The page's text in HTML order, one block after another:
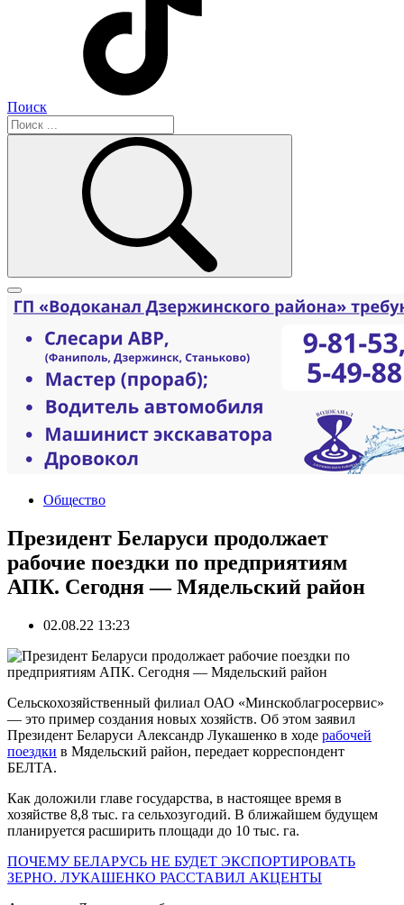
Поиск
Общество
Президент Беларуси продолжает
рабочие поездки по предприятиям
АПК. Сегодня — Мядельский район
02.08.22 13:23
Сельскохозяйственный филиал ОАО «Минскоблагросервис»
— это пример создания новых хозяйств. Об этом заявил
Президент Беларуси Александр Лукашенко в ходе рабочей
поездки в Мядельский район, передает корреспондент
БЕЛТА.
Как доложили главе государства, в настоящее время в
хозяйстве 8,8 тыс. га сельхозугодий. В ближайшем будущем
планируется расширить площади до 10 тыс. га.
ПОЧЕМУ БЕЛАРУСЬ НЕ БУДЕТ ЭКСПОРТИРОВАТЬ
ЗЕРНО. ЛУКАШЕНКО РАССТАВИЛ АКЦЕНТЫ